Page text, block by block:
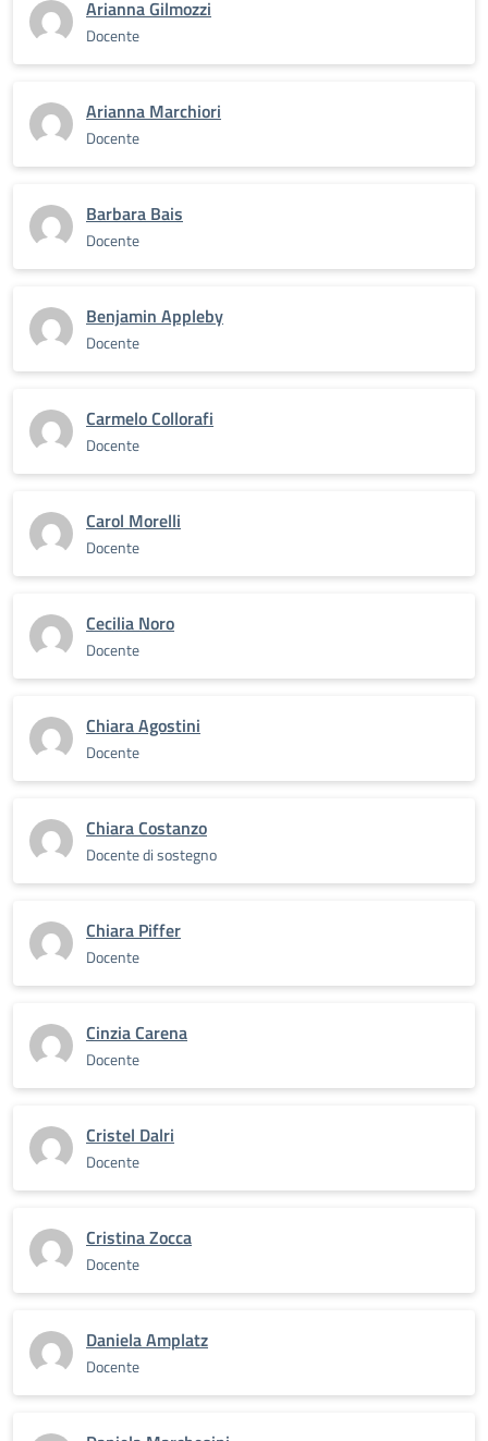
Arianna Gilmozzi
Docente
Arianna Marchiori
Docente
Barbara Bais
Docente
Benjamin Appleby
Docente
Carmelo Collorafi
Docente
Carol Morelli
Docente
Cecilia Noro
Docente
Chiara Agostini
Docente
Chiara Costanzo
Docente di sostegno
Chiara Piffer
Docente
Cinzia Carena
Docente
Cristel Dalri
Docente
Cristina Zocca
Docente
Daniela Amplatz
Docente